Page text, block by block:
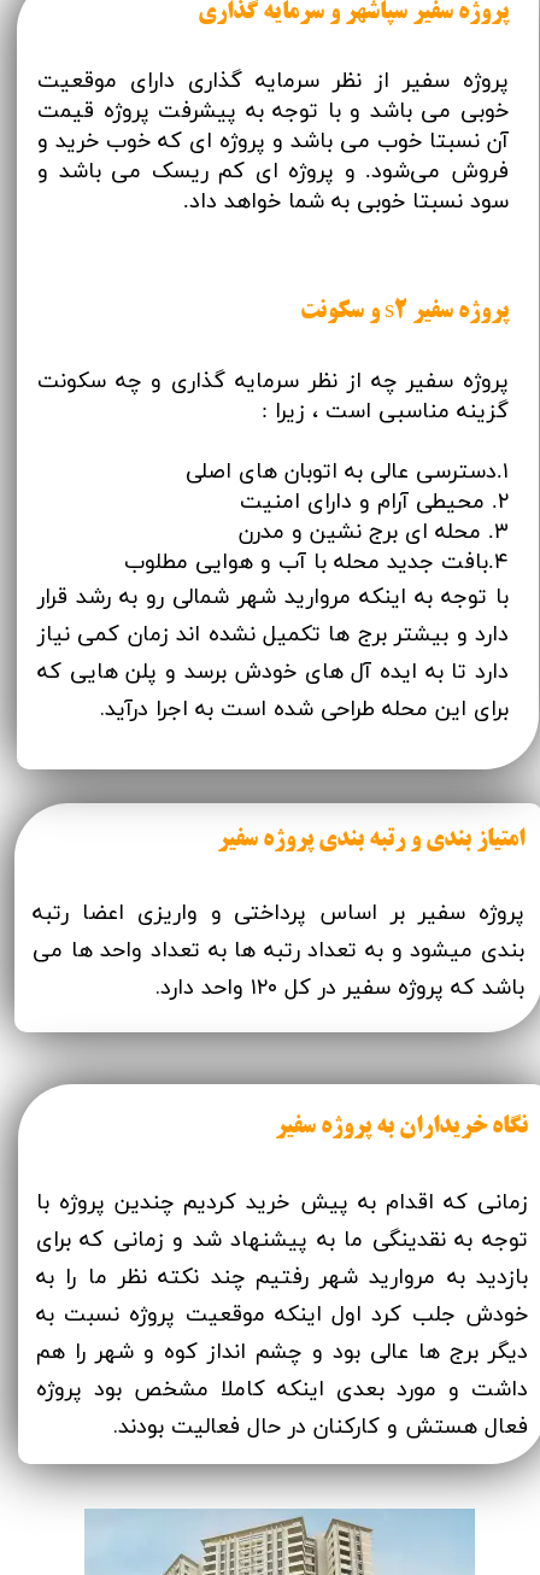
امتیاز بندی و رتبه بندی پروژه سفیر
پروژه سفیر بر اساس پرداختی و واریزی اعضا رتبه
بندی میشود و به تعداد رتبه ها به تعداد واحد ها می
باشد که پروژه سفیر در کل ۱۲۰ واحد دارد.
پروژه سفیر سپاشهر و سرمایه گذاری
پروژه سفیر از نظر سرمایه گذاری دارای موقعیت
خوبی می باشد و با توجه به پیشرفت پروژه قیمت
آن نسبتا خوب می باشد و پروژه ای که خوب خرید و
فروش می‌شود. و پروژه ای کم ریسک می باشد و
سود نسبتا خوبی به شما خواهد داد.
پروژه سفیر s2 و سکونت
پروژه سفیر چه از نظر سرمایه گذاری و چه سکونت
گزینه مناسبی است ، زیرا :
۱.دسترسی عالی به اتوبان های اصلی
۲. محیطی آرام و دارای امنیت
۳. محله ای برج نشین و مدرن
۴.بافت جدید محله با آب و هوایی مطلوب
با توجه به اینکه مروارید شهر شمالی رو به رشد قرار
دارد و بیشتر برج ها تکمیل نشده اند زمان کمی نیاز
دارد تا به ایده آل های خودش برسد و پلن هایی که
برای این محله طراحی شده است به اجرا درآید.
نگاه خریداران به پروژه سفیر
زمانی که اقدام به پیش خرید کردیم چندین پروژه با
توجه به نقدینگی ما به پیشنهاد شد و زمانی که برای
بازدید به مروارید شهر رفتیم چند نکته نظر ما را به
خودش جلب کرد اول اینکه موقعیت پروژه نسبت به
دیگر برج ها عالی بود و چشم انداز کوه و شهر را هم
داشت و مورد بعدی اینکه کاملا مشخص بود پروژه
فعال هستش و کارکنان در حال فعالیت بودند.